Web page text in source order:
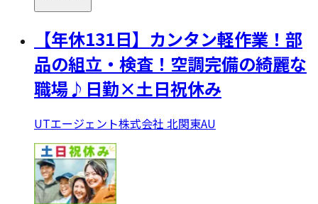
【年休131日】カンタン軽作業！部
品の組立・検査！空調完備の綺麗な
職場♪日勤×土日祝休み
UTエージェント株式会社 北関東AU